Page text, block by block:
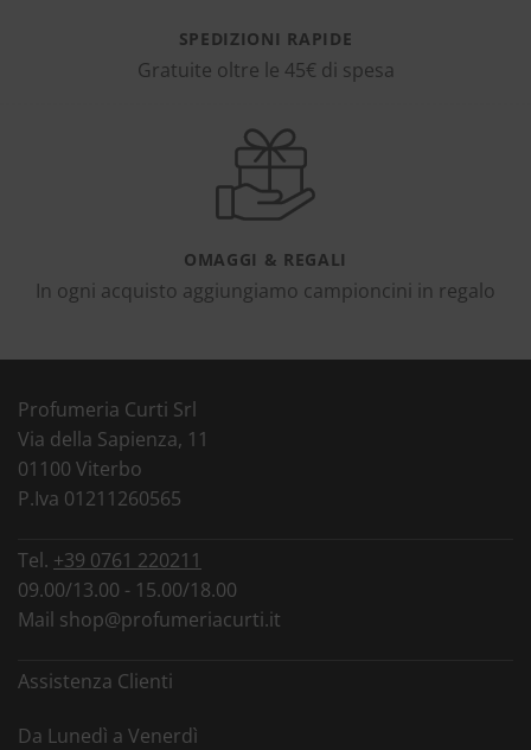
SPEDIZIONI RAPIDE
Gratuite oltre le 45€ di spesa
OMAGGI & REGALI
In ogni acquisto aggiungiamo campioncini in regalo
Profumeria Curti Srl
Via della Sapienza, 11
01100 Viterbo
P.Iva 01211260565
Tel. +39 0761 220211
09.00/13.00 - 15.00/18.00
Mail shop@profumeriacurti.it
Assistenza Clienti
Da Lunedì a Venerdì